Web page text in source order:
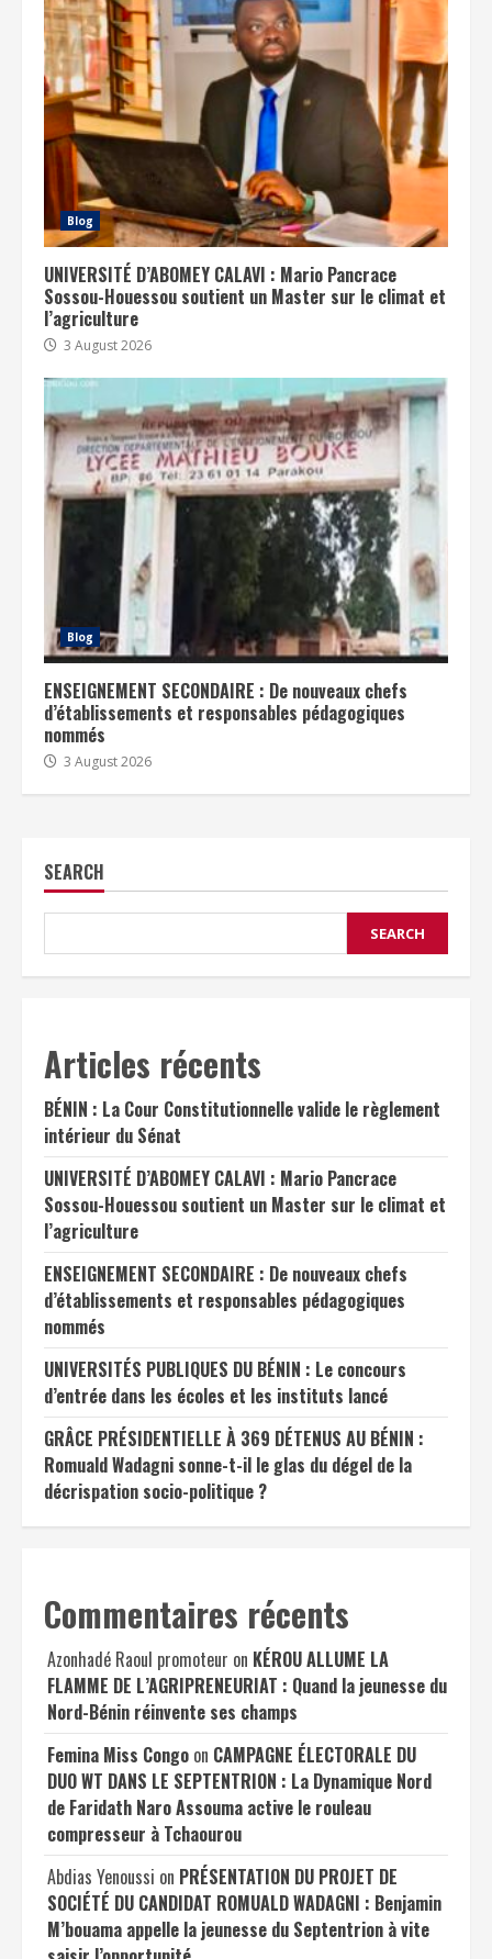
Blog
UNIVERSITÉ D’ABOMEY CALAVI : Mario Pancrace
Sossou-Houessou soutient un Master sur le climat et
l’agriculture
3 August 2026
Blog
ENSEIGNEMENT SECONDAIRE : De nouveaux chefs
d’établissements et responsables pédagogiques
nommés
3 August 2026
SEARCH
SEARCH
Articles récents
BÉNIN : La Cour Constitutionnelle valide le règlement
intérieur du Sénat
UNIVERSITÉ D’ABOMEY CALAVI : Mario Pancrace
Sossou-Houessou soutient un Master sur le climat et
l’agriculture
ENSEIGNEMENT SECONDAIRE : De nouveaux chefs
d’établissements et responsables pédagogiques
nommés
UNIVERSITÉS PUBLIQUES DU BÉNIN : Le concours
d’entrée dans les écoles et les instituts lancé
GRÂCE PRÉSIDENTIELLE À 369 DÉTENUS AU BÉNIN :
Romuald Wadagni sonne-t-il le glas du dégel de la
décrispation socio-politique ?
Commentaires récents
Azonhadé Raoul promoteur on KÉROU ALLUME LA
FLAMME DE L’AGRIPRENEURIAT : Quand la jeunesse du
Nord-Bénin réinvente ses champs
Femina Miss Congo on CAMPAGNE ÉLECTORALE DU
DUO WT DANS LE SEPTENTRION : La Dynamique Nord
de Faridath Naro Assouma active le rouleau
compresseur à Tchaourou
Abdias Yenoussi on PRÉSENTATION DU PROJET DE
SOCIÉTÉ DU CANDIDAT ROMUALD WADAGNI : Benjamin
M’bouama appelle la jeunesse du Septentrion à vite